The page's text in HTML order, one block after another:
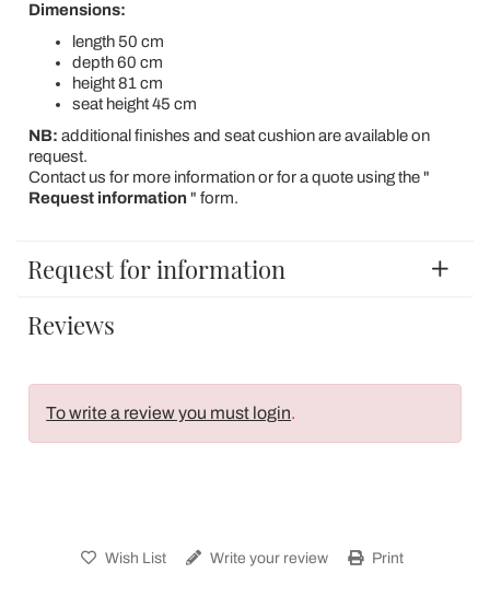
Dimensions:
length 50 cm
depth 60 cm
height 81 cm
seat height 45 cm
NB: additional finishes and seat cushion are available on
request.
Contact us for more information or for a quote using the "
Request information " form.
Request for information
Reviews
To write a review you must login.
Wish List Write your review Print